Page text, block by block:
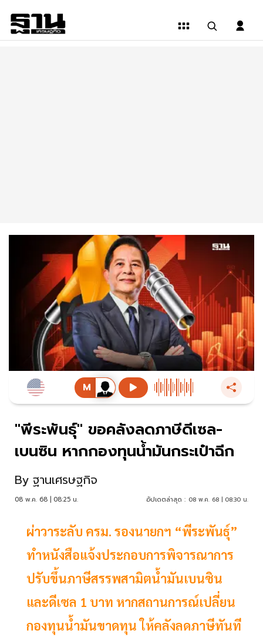
"พีระพันธุ์" ขอคลังลดภาษีดีเซล-
เบนซิน หากกองทุนน้ำมันกระเป๋าฉีก
By ฐานเศรษฐกิจ
08 พ.ค. 68 | 08:25 น. อัปเดตล่าสุด : 08 พ.ค. 68 | 08:30 น.
ผ่าวาระลับ ครม. รองนายกฯ “พีระพันธุ์”
ทำหนังสือแจ้งประกอบการพิจารณาการ
ปรับขึ้นภาษีสรรพสามิตน้ำมันเบนซิน
และดีเซล 1 บาท หากสถานการณ์เปลี่ยน
กองทุนน้ำมันขาดทุน ให้คลังลดภาษีทันที